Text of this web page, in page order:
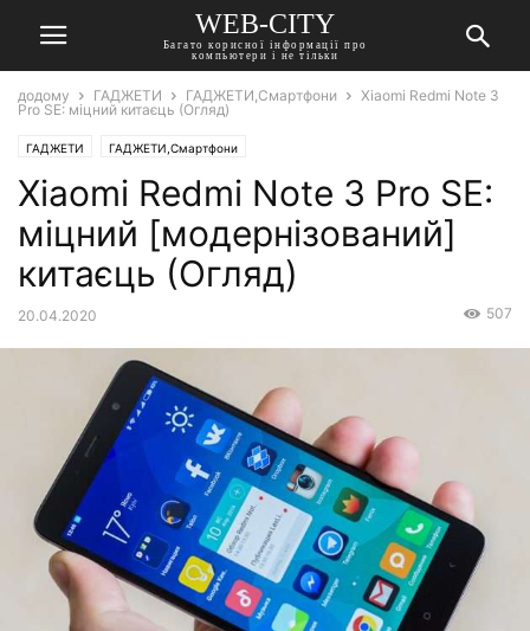
WEB-CITY
Багато корисної інформації про
компьютери і не тільки
додому ГАДЖЕТИ ГАДЖЕТИ,Смартфони
Xiaomi Redmi Note 3
Pro SE: міцний китаєць (Огляд)
ГАДЖЕТИ ГАДЖЕТИ,Смартфони
Xiaomi Redmi Note 3 Pro SE:
міцний [модернізований]
китаєць (Огляд)
20.04.2020 507